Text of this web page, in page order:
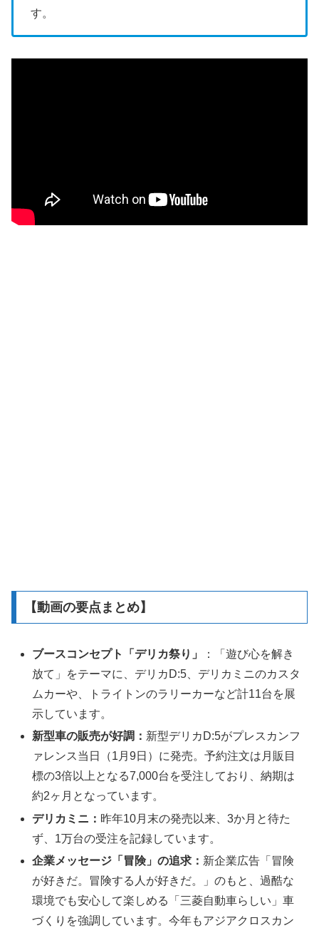
す。
【動画の要点まとめ】
ブースコンセプト「デリカ祭り」
：「遊び心を解き
放て」をテーマに、デリカD:5、デリカミニのカスタ
ムカーや、トライトンのラリーカーなど計11台を展
示しています。
新型車の販売が好調： 新型デリカD:5がプレスカンフ
ァレンス当日（1月9日）に発売。予約注文は月販目
標の3倍以上となる7,000台を受注しており、納期は
約2ヶ月となっています。
デリカミニ： 昨年10月末の発売以来、3か月と待た
ず、1万台の受注を記録しています。
企業メッセージ「冒険」の追求： 新企業広告「冒険
が好きだ。冒険する人が好きだ。」のもと、過酷な
環境でも安心して楽しめる「三菱自動車らしい」車
づくりを強調しています。今年もアジアクロスカン